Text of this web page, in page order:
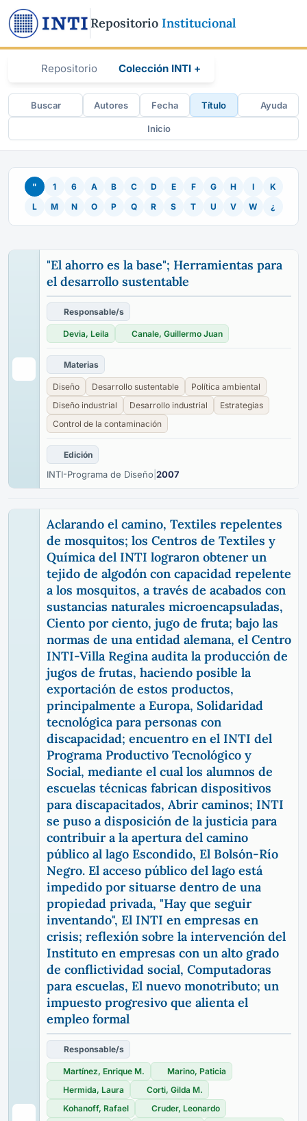
Repositorio Institucional
Repositorio Colección INTI +
Buscar Autores Fecha Título Ayuda
Inicio
" 1 6 A B C D E F G H I
K
L
M N O P Q R S T U V W ¿
"El ahorro es la base"; Herramientas para
el desarrollo sustentable
Responsable/s
Devia, Leila Canale, Guillermo Juan
Materias
Diseño Desarrollo sustentable
Política ambiental
Diseño industrial
Desarrollo industrial
Estrategias
Control de la contaminación
Edición
INTI-Programa de Diseño 2007
Aclarando el camino, Textiles repelentes
de mosquitos; los Centros de Textiles y
Química del INTI lograron obtener un
tejido de algodón con capacidad repelente
a los mosquitos, a través de acabados con
sustancias naturales microencapsuladas,
Ciento por ciento, jugo de fruta; bajo las
normas de una entidad alemana, el Centro
INTI-Villa Regina audita la producción de
jugos de frutas, haciendo posible la
exportación de estos productos,
principalmente a Europa, Solidaridad
tecnológica para personas con
discapacidad; encuentro en el INTI del
Programa Productivo Tecnológico y
Social, mediante el cual los alumnos de
escuelas técnicas fabrican dispositivos
para discapacitados, Abrir caminos; INTI
se puso a disposición de la justicia para
contribuir a la apertura del camino
público al lago Escondido, El Bolsón-Río
Negro. El acceso público del lago está
impedido por situarse dentro de una
propiedad privada, "Hay que seguir
inventando", El INTI en empresas en
crisis; reflexión sobre la intervención del
Instituto en empresas con un alto grado
de conflictividad social, Computadoras
para escuelas, El nuevo monotributo; un
impuesto progresivo que alienta el
empleo formal
Responsable/s
Martínez, Enrique M.
Marino, Paticia
Hermida, Laura
Corti, Gilda M.
Kohanoff, Rafael
Cruder, Leonardo